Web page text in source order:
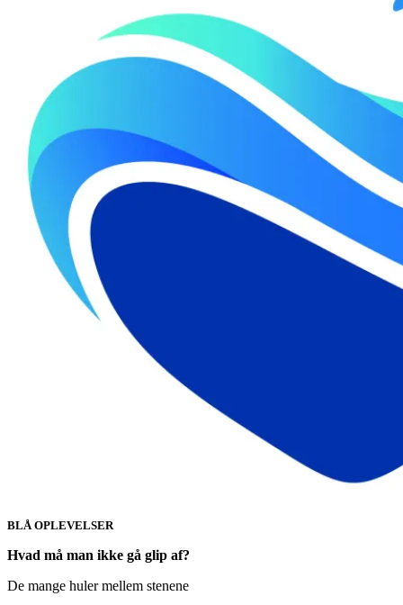
BLÅ OPLEVELSER
Hvad må man ikke gå glip af?
De mange huler mellem stenene